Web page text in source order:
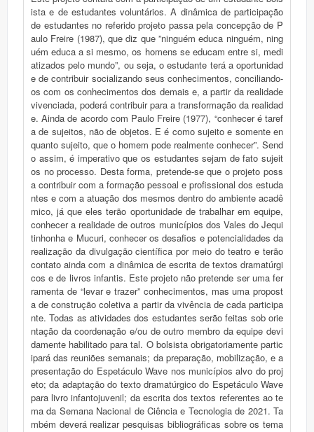
ista e de estudantes voluntários. A dinâmica de participação
de estudantes no referido projeto passa pela concepção de P
aulo Freire (1987), que diz que ”ninguém educa ninguém, ning
uém educa a si mesmo, os homens se educam entre si, medi
atizados pelo mundo”, ou seja, o estudante terá a oportunidad
e de contribuir socializando seus conhecimentos, conciliando-
os com os conhecimentos dos demais e, a partir da realidade
vivenciada, poderá contribuir para a transformação da realidad
e. Ainda de acordo com Paulo Freire (1977), “conhecer é taref
a de sujeitos, não de objetos. E é como sujeito e somente en
quanto sujeito, que o homem pode realmente conhecer”. Send
o assim, é imperativo que os estudantes sejam de fato sujeit
os no processo. Desta forma, pretende-se que o projeto poss
a contribuir com a formação pessoal e profissional dos estuda
ntes e com a atuação dos mesmos dentro do ambiente acadê
mico, já que eles terão oportunidade de trabalhar em equipe,
conhecer a realidade de outros municípios dos Vales do Jequi
tinhonha e Mucuri, conhecer os desafios e potencialidades da
realização da divulgação científica por meio do teatro e terão
contato ainda com a dinâmica de escrita de textos dramatúrgi
cos e de livros infantis. Este projeto não pretende ser uma fer
ramenta de “levar e trazer” conhecimentos, mas uma propost
a de construção coletiva a partir da vivência de cada participa
nte. Todas as atividades dos estudantes serão feitas sob orie
ntação da coordenação e/ou de outro membro da equipe devi
damente habilitado para tal. O bolsista obrigatoriamente partic
ipará das reuniões semanais; da preparação, mobilização, e a
presentação do Espetáculo Wave nos municípios alvo do proj
eto; da adaptação do texto dramatúrgico do Espetáculo Wave
para livro infantojuvenil; da escrita dos textos referentes ao te
ma da Semana Nacional de Ciência e Tecnologia de 2021. Ta
mbém deverá realizar pesquisas bibliográficas sobre os tema